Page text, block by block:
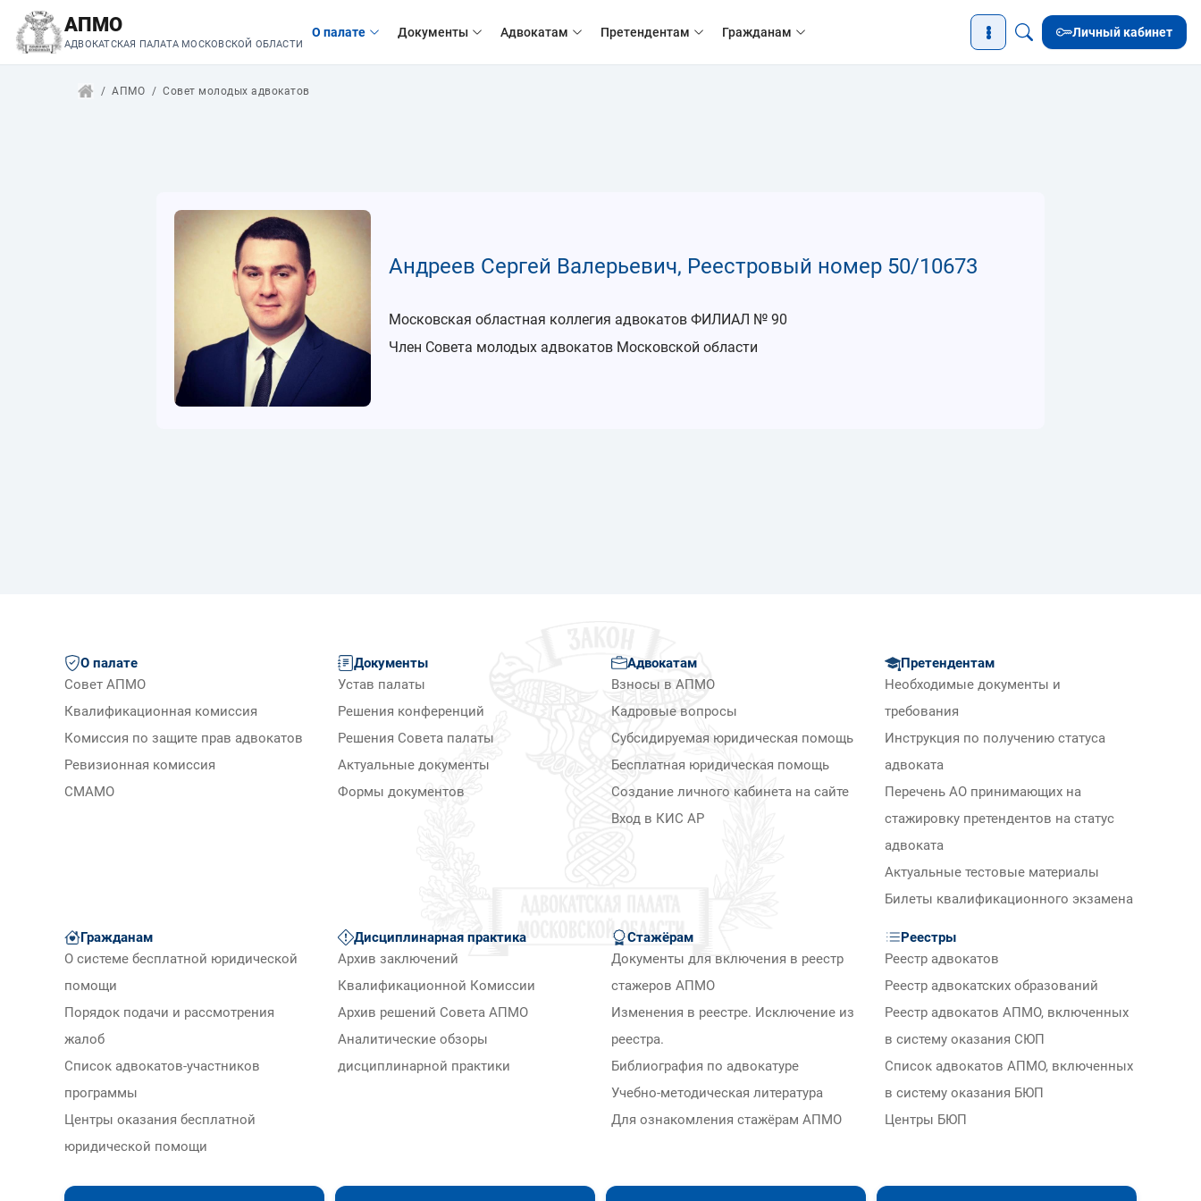
АПМО
АДВОКАТСКАЯ ПАЛАТА МОСКОВСКОЙ ОБЛАСТИ
О палате Документы Адвокатам Претендентам Гражданам Личный кабинет
АПМО Совет молодых адвокатов
Андреев Сергей Валерьевич, Реестровый номер 50/10673
Московская областная коллегия адвокатов ФИЛИАЛ № 90
Член Совета молодых адвокатов Московской области
О палате
Совет АПМО
Квалификационная комиссия
Комиссия по защите прав адвокатов
Ревизионная комиссия
СМАМО
Документы
Устав палаты
Решения конференций
Решения Совета палаты
Актуальные документы
Формы документов
Адвокатам
Взносы в АПМО
Кадровые вопросы
Субсидируемая юридическая помощь
Бесплатная юридическая помощь
Создание личного кабинета на сайте
Вход в КИС АР
Претендентам
Необходимые документы и
требования
Инструкция по получению статуса
адвоката
Перечень АО принимающих на
стажировку претендентов на статус
адвоката
Актуальные тестовые материалы
Билеты квалификационного экзамена
Гражданам
О системе бесплатной юридической
помощи
Порядок подачи и рассмотрения
жалоб
Список адвокатов-участников
программы
Центры оказания бесплатной
юридической помощи
Дисциплинарная практика
Архив заключений
Квалификационной Комиссии
Архив решений Совета АПМО
Аналитические обзоры
дисциплинарной практики
Стажёрам
Документы для включения в реестр
стажеров АПМО
Изменения в реестре. Исключение из
реестра.
Библиография по адвокатуре
Учебно-методическая литература
Для ознакомления стажёрам АПМО
Реестры
Реестр адвокатов
Реестр адвокатских образований
Реестр адвокатов АПМО, включенных
в систему оказания СЮП
Список адвокатов АПМО, включенных
в систему оказания БЮП
Центры БЮП